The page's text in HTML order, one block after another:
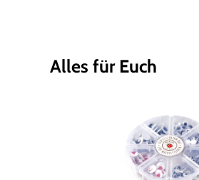
Alles für Euch